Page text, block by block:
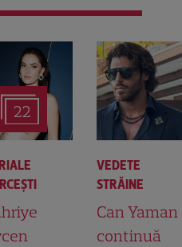
22
VEDETE
STRĂINE
Can Yaman
continuă